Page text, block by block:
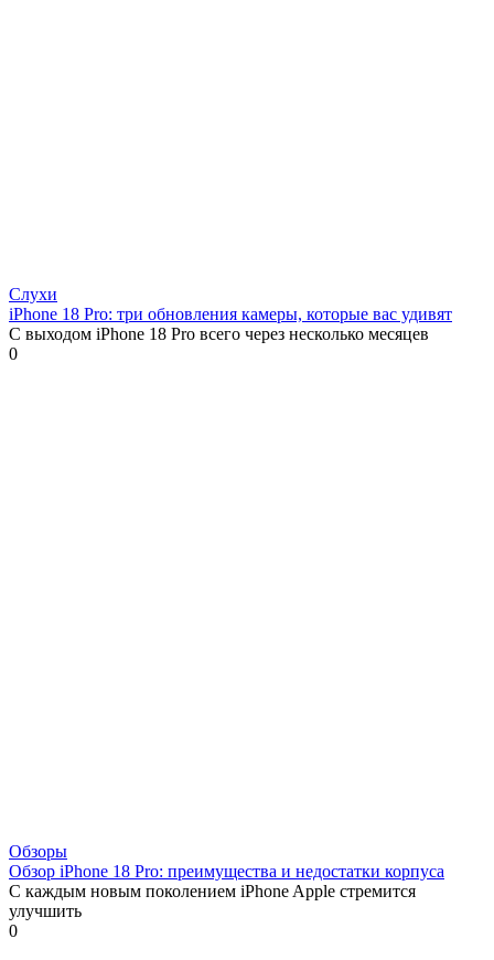
Слухи
iPhone 18 Pro: три обновления камеры, которые вас удивят
С выходом iPhone 18 Pro всего через несколько месяцев
0
Обзоры
Обзор iPhone 18 Pro: преимущества и недостатки корпуса
С каждым новым поколением iPhone Apple стремится
улучшить
0